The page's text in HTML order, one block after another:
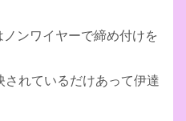
ンワイヤーで締め付けを
されているだけあって伊達